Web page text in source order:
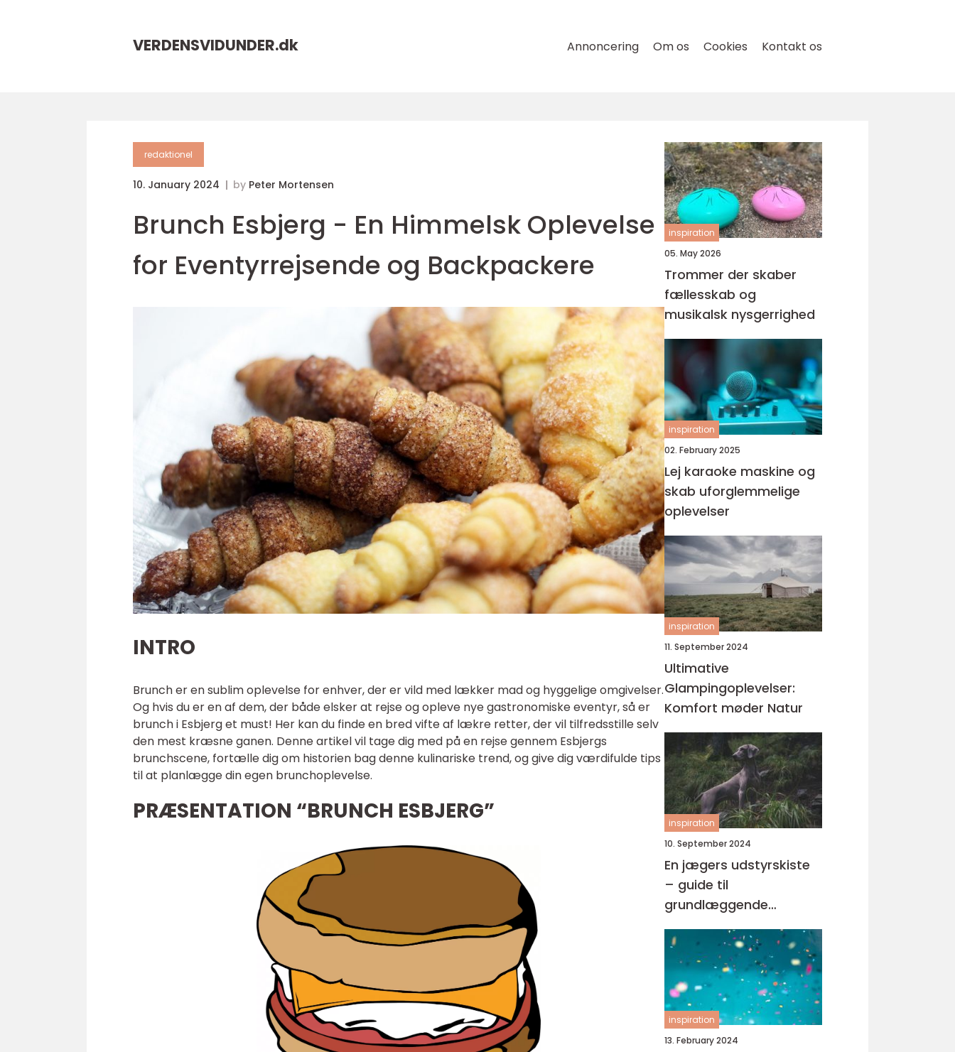
VERDENSVIDUNDER.dk Annoncering Om os Cookies Kontakt os
redaktionel
10. January 2024 by Peter Mortensen
Brunch Esbjerg - En Himmelsk Oplevelse
for Eventyrrejsende og Backpackere
INTRO
Brunch er en sublim oplevelse for enhver, der er vild med lækker mad og hyggelige omgivelser.
Og hvis du er en af dem, der både elsker at rejse og opleve nye gastronomiske eventyr, så er
brunch i Esbjerg et must! Her kan du finde en bred vifte af lækre retter, der vil tilfredsstille selv
den mest kræsne ganen. Denne artikel vil tage dig med på en rejse gennem Esbjergs
brunchscene, fortælle dig om historien bag denne kulinariske trend, og give dig værdifulde tips
til at planlægge din egen brunchoplevelse.
PRÆSENTATION “BRUNCH ESBJERG”
inspiration
05. May 2026
Trommer der skaber
fællesskab og
musikalsk nysgerrighed
inspiration
02. February 2025
Lej karaoke maskine og
skab uforglemmelige
oplevelser
inspiration
11. September 2024
Ultimative
Glampingoplevelser:
Komfort møder Natur
inspiration
10. September 2024
En jægers udstyrskiste
– guide til
grundlæggende
jagtudstyr
inspiration
13. February 2024